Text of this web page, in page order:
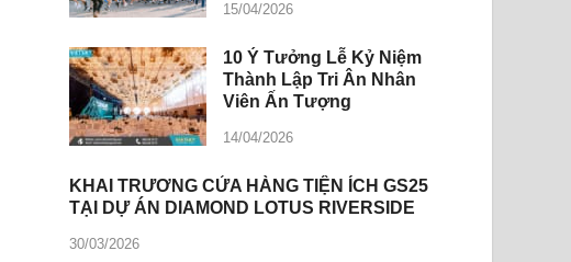
15/04/2026
10 Ý Tưởng Lễ Kỷ Niệm
Thành Lập Tri Ân Nhân
Viên Ấn Tượng
14/04/2026
KHAI TRƯƠNG CỬA HÀNG TIỆN ÍCH GS25
TẠI DỰ ÁN DIAMOND LOTUS RIVERSIDE
30/03/2026